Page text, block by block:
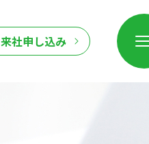
来社申し込み